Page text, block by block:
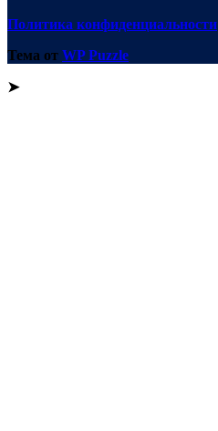
Политика конфиденциальности
Тема от WP Puzzle
➤